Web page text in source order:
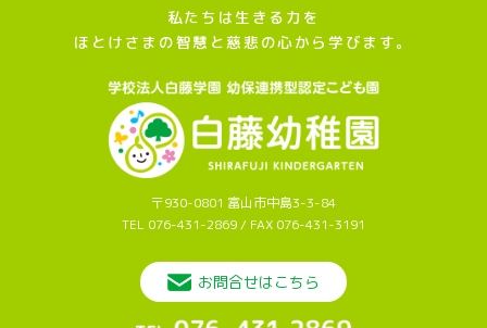
私たちは生きる力を
ほとけさまの智慧と慈悲の心から学びます。
〒930-0801 富山市中島3-3-84
TEL 076-431-2869 / FAX 076-431-3191
お問合せはこちら